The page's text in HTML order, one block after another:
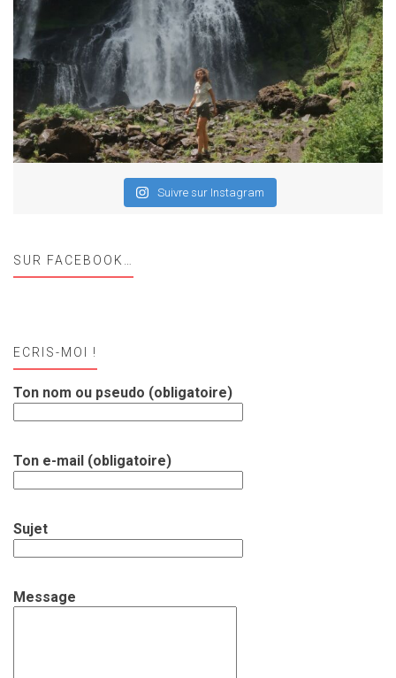
Suivre sur Instagram
SUR FACEBOOK…
ECRIS-MOI !
Ton nom ou pseudo (obligatoire)
Ton e-mail (obligatoire)
Sujet
Message